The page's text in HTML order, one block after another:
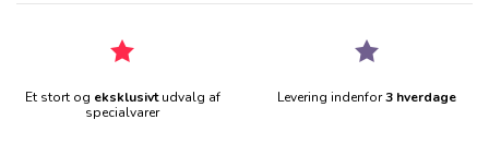
Et stort og eksklusivtudvalg af
specialvarer
Levering indenfor3 hverdage